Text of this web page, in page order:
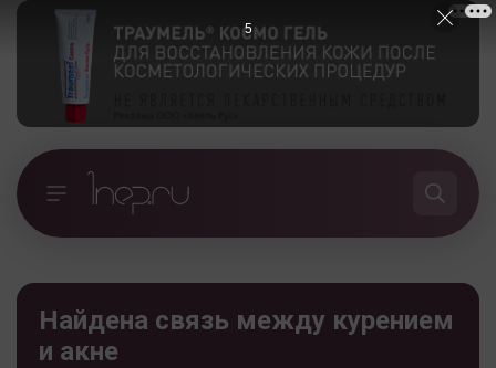
Найдена связь между курением
и акне
5